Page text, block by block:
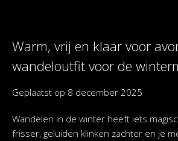
Warm, vrij en klaar voor
wandeloutfit voor de
Geplaatst op 8 december 2025
Wandelen in de winter heeft iets
frisser, geluiden klinken zachter en je